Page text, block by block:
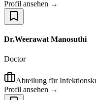
Profil ansehen →
Dr.Weerawat Manosuthi
Doctor
Abteilung für
Profil ansehen →